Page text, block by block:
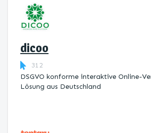
dicoo
312
DSGVO konforme interaktive Online-
Lösung aus Deutschland